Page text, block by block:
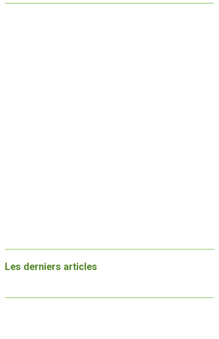
Les derniers articles